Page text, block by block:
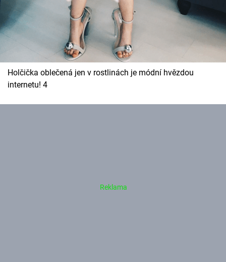
Holčička oblečená jen v rostlinách je módní hvězdou
internetu! 4